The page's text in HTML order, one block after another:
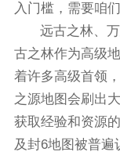
入门槛，需要咱
远古之林、
古之林作为高级
着许多高级首领
之源地图会刷出
获取经验和资源
及封6地图被普遍